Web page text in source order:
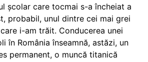
școlar care tocmai s-a încheiat a
probabil, unul dintre cei mai grei
i-am trăit. Conducerea unei
în România înseamnă, astăzi, un
permanent, o muncă titanică